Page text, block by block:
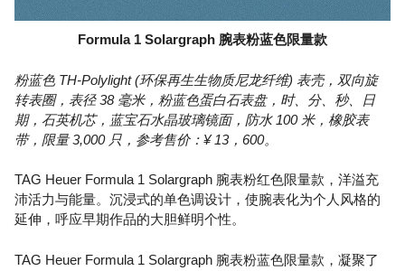
Formula 1 Solargraph 腕表粉蓝色限量款
粉蓝色 TH-Polylight (环保再生生物质尼龙纤维) 表壳，双向旋
转表圈，表径 38 毫米，粉蓝色蛋白石表盘，时、分、秒、日
期，石英机芯，蓝宝石水晶玻璃镜面，防水 100 米，橡胶表
带，限量 3,000 只，参考售价：¥ 13，600。
TAG Heuer Formula 1 Solargraph 腕表粉红色限量款，洋溢充
沛活力与能量。沉浸式的单色调设计，使腕表化为个人风格的
延伸，呼应早期作品的大胆鲜明个性。
TAG Heuer Formula 1 Solargraph 腕表粉蓝色限量款，凝聚了